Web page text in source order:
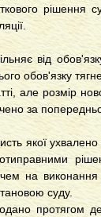
рішення
від
обов'язку
але розмір
за
якої
на
суду.
протягом